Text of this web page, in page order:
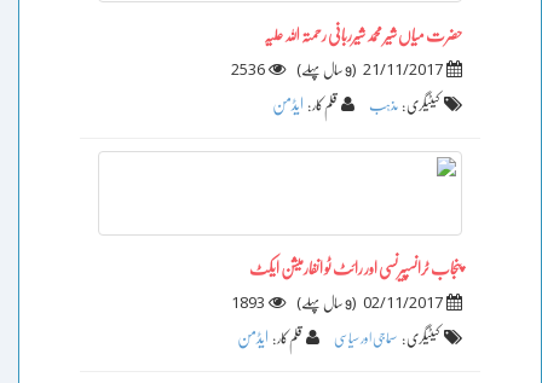
حضرت میاں شیر محمد شیرربانی رحمتہ اللہ علیہ
21/11/2017
(9 سال پہلے )
2536
کیٹیگری : مذہب قلم کار : ایڈمن
پنجاب ٹرانسپیرنسی اور رائٹ ٹو انفارمیشن ایکٹ
02/11/2017
(9 سال پہلے )
1893
کیٹیگری : سماجی اور سیاسی قلم کار : ایڈمن